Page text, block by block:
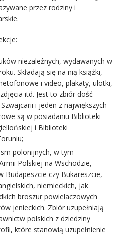
przez rodziny i
niezależnych, wydawanych w
Składają się na nią książki,
i video, plakaty, ulotki,
itd. Jest to zbiór dość
i jeden z największych
są w posiadaniu Biblioteki
i Biblioteki
polonijnych, w tym
Polskiej na Wschodzie,
Budapeszcie czy Bukareszcie,
niemieckich, jak
broszur powielaczowych
jenieckich. Zbiór uzupełniają
polskich z dziedziny
które stanowią uzupełnienie